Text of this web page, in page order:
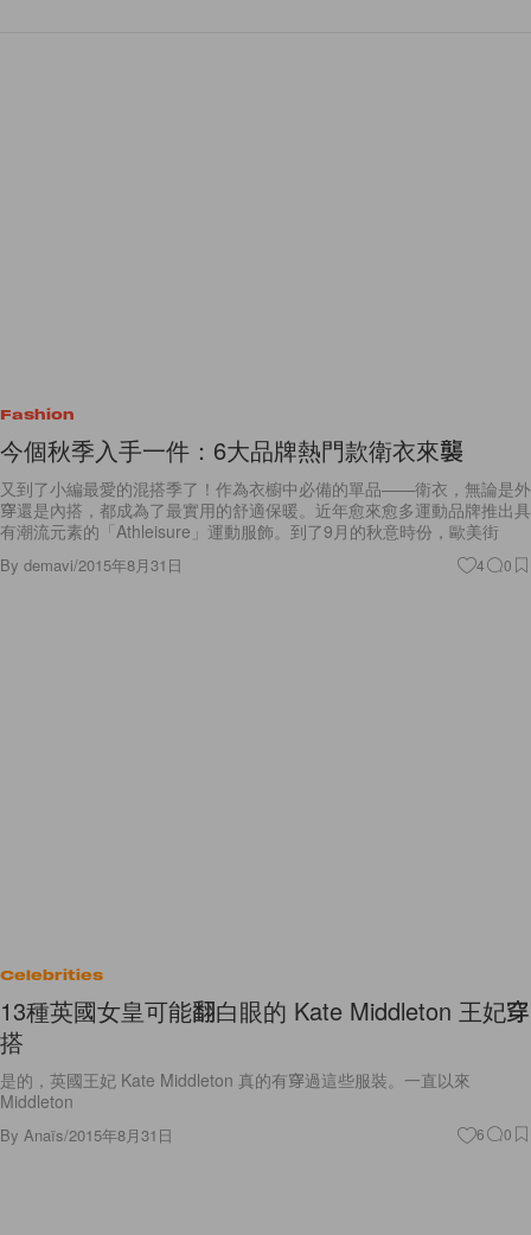
Fashion
今個秋季入手一件：6大品牌熱門款衛衣來襲
又到了小編最愛的混搭季了！作為衣櫥中必備的單品——衛衣，無論是外
穿還是內搭，都成為了最實用的舒適保暖。近年愈來愈多運動品牌推出具
有潮流元素的「Athleisure」運動服飾。到了9月的秋意時份，歐美街
By demavi/2015年8月31日 4 0
Celebrities
13種英國女皇可能翻白眼的 Kate Middleton 王妃穿
搭
是的，英國王妃 Kate Middleton 真的有穿過這些服裝。一直以來
Middleton
By Anaïs/2015年8月31日 6 0